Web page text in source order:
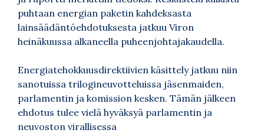
puhtaan energian paketin kahdeksasta
lainsäädäntöehdotuksesta jatkuu Viron
heinäkuussa alkaneella puheenjohtajakaudella.
Energiatehokkuusdirektiivien käsittely jatkuu niin
sanotuissa trilogineuvotteluissa jäsenmaiden,
parlamentin ja komission kesken. Tämän jälkeen
ehdotus tulee vielä hyväksyä parlamentin ja
neuvoston virallisessa